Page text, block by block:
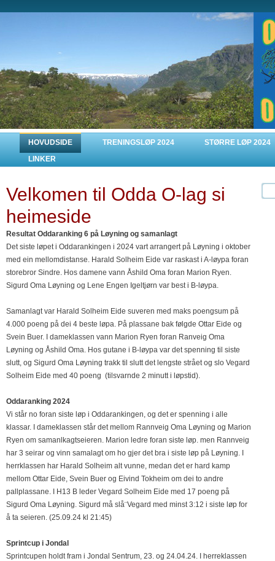
HOVUDSIDE TRENINGSLØP 2024
STØRRE LØP 2024
LINKER
Velkomen til Odda O-lag si
heimeside
Resultat Oddaranking 6 på Løyning og samanlagt
Det siste løpet i Oddarankingen i 2024 vart arrangert på Løyning i oktober
med ein mellomdistanse. Harald Solheim Eide var raskast i A-løypa foran
storebror Sindre. Hos damene vann Åshild Oma foran Marion Ryen.
Sigurd Oma Løyning og Lene Engen Igeltjørn var best i B-løypa.
Samanlagt var Harald Solheim Eide suveren med maks poengsum på
4.000 poeng på dei 4 beste løpa. På plassane bak følgde Ottar Eide og
Svein Buer. I dameklassen vann Marion Ryen foran Ranveig Oma
Løyning og Åshild Oma. Hos gutane i B-løypa var det spenning til siste
slutt, og Sigurd Oma Løyning trakk til slutt det lengste strået og slo Vegard
Solheim Eide med 40 poeng (tilsvarnde 2 minutt i løpstid).
Oddaranking 2024
Vi står no foran siste løp i Oddarankingen, og det er spenning i alle
klassar. I dameklassen står det mellom Rannveig Oma Løyning og Marion
Ryen om samanlkagtseieren. Marion ledre foran siste løp. men Rannveig
har 3 seirar og vinn samalagt om ho gjer det bra i siste løp på Løyning. I
herrklassen har Harald Solheim alt vunne, medan det er hard kamp
mellom Ottar Eide, Svein Buer og Eivind Tokheim om dei to andre
pallplassane. I H13 B leder Vegard Solheim Eide med 17 poeng på
Sigurd Oma Løyning. Sigurd må slå¨Vegard med minst 3:12 i siste løp for
å ta seieren. (25.09.24 kl 21:45)
Sprintcup i Jondal
Sprintcupen holdt fram i Jondal Sentrum, 23. og 24.04.24. I herreklassen